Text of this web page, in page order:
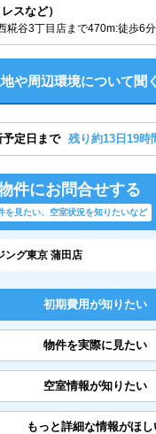
スなど）
糀谷3丁目店まで470m:徒歩6
や周辺環境について聞く
定日まで 残り約13日19時
件にお問合せする
を見たい、空室状況を知りたいなど
ング東京 蒲田店
初期費用が知りたい
物件を実際に見たい
空室情報が知りたい
もっと詳細な情報がほし